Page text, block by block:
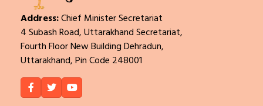
Address:Chief Minister Secretariat
4 Subash Road, Uttarakhand Secretariat,
Fourth Floor New Building Dehradun,
Uttarakhand, Pin Code 248001